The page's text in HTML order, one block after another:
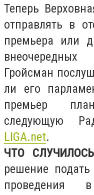
Теперь
отправлять в
премьера или
Гройсман
ли его
премьер
следующую
LIGA.net.
ЧТО СЛУЧИЛОСЬ
решение подать
проведения